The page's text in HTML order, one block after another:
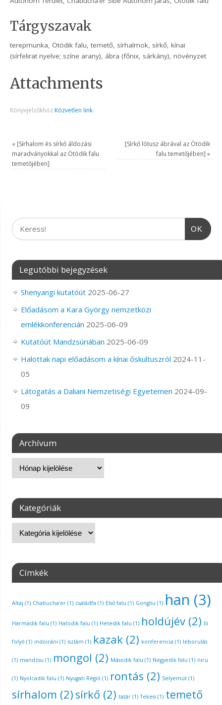
Tárgyszavak
terepmunka, Ötödik falu, temető, sírhalmok, sírkő, kínai
(sírfelirat nyelve; színe arany), ábra (főnix, sárkány), növényzet
Attachments
Könyvjelzőkhöz Közvetlen link.
« [Sírhalom és sírkő áldozási
maradványokkal az Ötödik falu
temetőjében]
[Sírkő lótusz ábrával az Ötödik
falu temetőjében] »
OK
Legutóbbi bejegyzések
Shenyangi kutatóút 2025-06-27
Előadásom a Kara György nemzetközi
emlékkonferencián 2025-06-09
Kutatóút Mandzsúriában 2025-06-09
Halottak napi előadásom a kínai őskultuszról 2024-11-
05
Látogatás a Daliani Nemzetiségi Egyetemen 2024-09-
09
Archívum
Kategóriák
Címkék
Altaj (1) Chabucha'er(1) családfa (1) Első falu (1) Gongliu (1) han (3)
Harmadik falu (1) Hatodik falu (1) Hetedik falu (1) holdújév(2) Ili
folyó (1) indoiráni (1) iszlám (1) kazak(2) konferencia (1) leborulás
(1) mandzsu (1) mongol (2) Második falu (1) Negyedik falu (1) niru
(1) Nyolcadik falu (1) Nyugati Régió (1) rontás (2) Selyemút(1)
sírhalom (2) sírkő (2) tatár(1) Tekesi (1) temető